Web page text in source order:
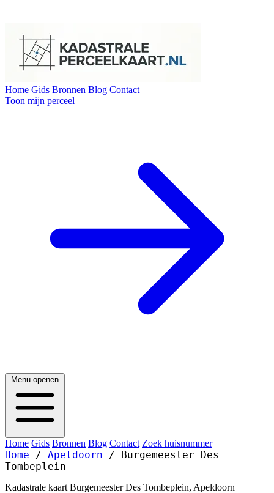
Home Gids Bronnen Blog Contact
Toon mijn perceel
Menu openen
Home Gids Bronnen Blog Contact Zoek huisnummer
Home / Apeldoorn /
Burgemeester Des
Tombeplein
Kadastrale kaart Burgemeester Des Tombeplein, Apeldoorn